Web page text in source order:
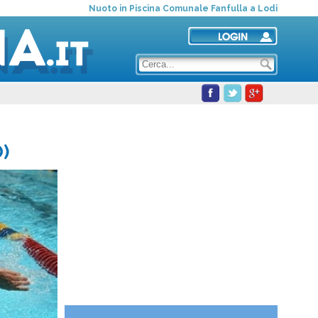
Nuoto in Piscina Comunale Fanfulla a Lodi